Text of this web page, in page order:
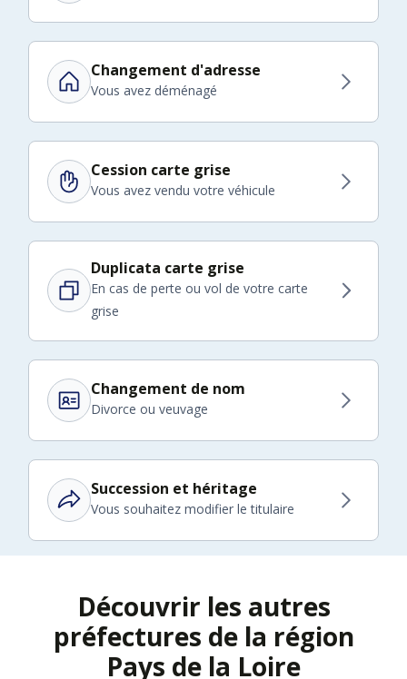
Changement d'adresse
Vous avez déménagé
Cession carte grise
Vous avez vendu votre véhicule
Duplicata carte grise
En cas de perte ou vol de votre carte
grise
Changement de nom
Divorce ou veuvage
Succession et héritage
Vous souhaitez modifier le titulaire
Découvrir les autres
préfectures de la région
Pays de la Loire